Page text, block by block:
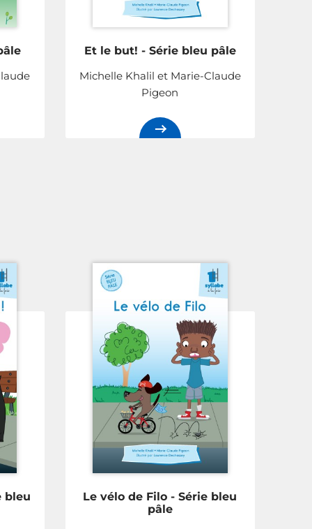
Et le but! - Série bleu pâle
Michelle Khalil et Marie-Claude
Pigeon
bleu
Le vélo de Filo - Série bleu
pâle